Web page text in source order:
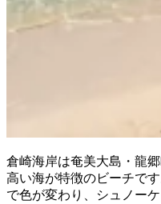
倉崎海岸は奄美大島・龍
高い海が特徴のビーチで
で色が変わり、シュノー